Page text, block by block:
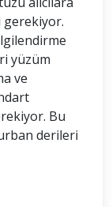
yüzüm
ve
Bu
derileri